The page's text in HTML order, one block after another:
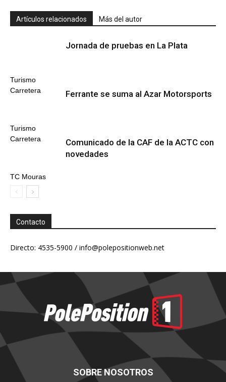
Artículos relacionados Más del autor
Turismo
Carretera
Jornada de pruebas en La Plata
Turismo
Carretera
Ferrante se suma al Azar Motorsports
TC Mouras
Comunicado de la CAF de la ACTC con
novedades
Contacto
Directo: 4535-5900 / info@polepositionweb.net
SOBRE NOSOTROS